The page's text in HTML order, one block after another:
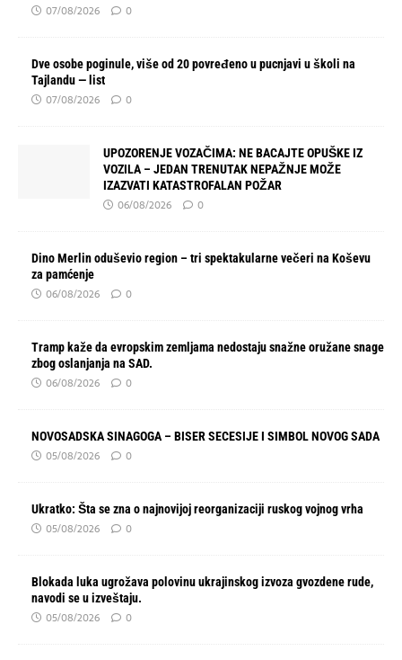
07/08/2026 0
Dve osobe poginule, više od 20 povređeno u pucnjavi u školi na
Tajlandu — list
07/08/2026 0
UPOZORENJE VOZAČIMA: NE BACAJTE OPUŠKE IZ
VOZILA – JEDAN TRENUTAK NEPAŽNJE MOŽE
IZAZVATI KATASTROFALAN POŽAR
06/08/2026 0
Dino Merlin oduševio region – tri spektakularne večeri na Koševu
za pamćenje
06/08/2026 0
Tramp kaže da evropskim zemljama nedostaju snažne oružane snage
zbog oslanjanja na SAD.
06/08/2026 0
NOVOSADSKA SINAGOGA – BISER SECESIJE I SIMBOL NOVOG SADA
05/08/2026 0
Ukratko: Šta se zna o najnovijoj reorganizaciji ruskog vojnog vrha
05/08/2026 0
Blokada luka ugrožava polovinu ukrajinskog izvoza gvozdene rude,
navodi se u izveštaju.
05/08/2026 0